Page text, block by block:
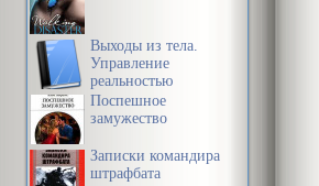
Выходы из тела.
Управление
реальностью
Поспешное
замужество
Записки командира
штрафбата